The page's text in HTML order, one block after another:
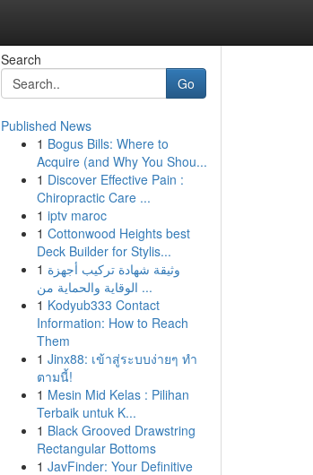
Search
Go
Published News
1 Bogus Bills: Where to
Acquire (and Why You Shou...
1 Discover Effective Pain :
Chiropractic Care ...
1 iptv maroc
1 Cottonwood Heights best
Deck Builder for Stylis...
1 وثيقة شهادة تركيب أجهزة
الوقاية والحماية من ...
1 Kodyub333 Contact
Information: How to Reach
Them
1 Jinx88: เข้าสู่ระบบง่ายๆ ทำ
ตามนี้!
1 Mesin Mid Kelas : Pilihan
Terbaik untuk K...
1 Black Grooved Drawstring
Rectangular Bottoms
1 JavFinder: Your Definitive